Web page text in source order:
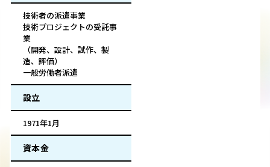
技術者の派遣事業
技術プロジェクトの受託事
業
（開発、設計、試作、製
造、評価）
一般労働者派遣
設立
1971年1月
資本金